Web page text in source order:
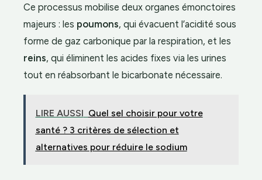
Ce processus mobilise deux organes émonctoires
majeurs : les poumons, qui évacuent l’acidité sous
forme de gaz carbonique par la respiration, et les
reins, qui éliminent les acides fixes via les urines
tout en réabsorbant le bicarbonate nécessaire.
LIRE AUSSI Quel sel choisir pour votre
santé ? 3 critères de sélection et
alternatives pour réduire le sodium